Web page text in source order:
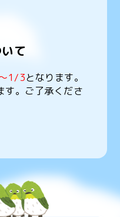
て
1/3となります。
。ご了承くださ